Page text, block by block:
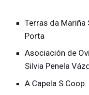
Terras da Mariña
Porta
Asociación de
Silvia Penela
A Capela